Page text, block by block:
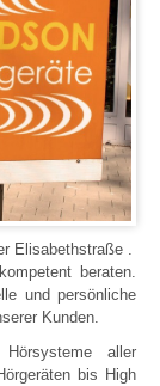
Elisabethstraße .
beraten.
und persönliche
Kunden.
aller
bis High